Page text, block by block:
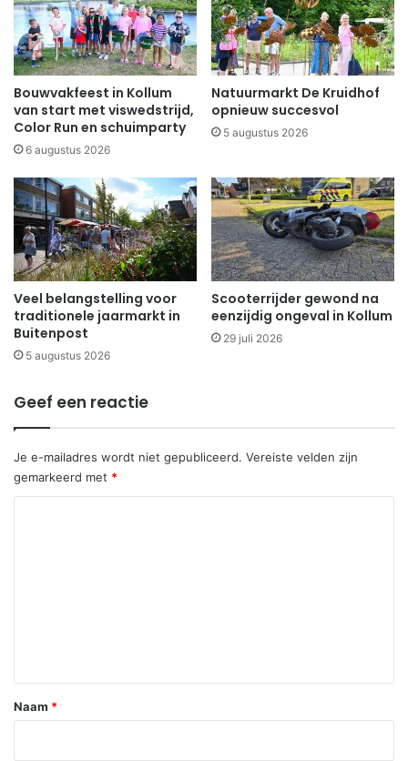
Bouwvakfeest in Kollum
van start met viswedstrijd,
Color Run en schuimparty
6 augustus 2026
Natuurmarkt De Kruidhof
opnieuw succesvol
5 augustus 2026
Veel belangstelling voor
traditionele jaarmarkt in
Buitenpost
5 augustus 2026
Scooterrijder gewond na
eenzijdig ongeval in Kollum
29 juli 2026
Geef een reactie
Je e-mailadres wordt niet gepubliceerd. Vereiste velden zijn
gemarkeerd met *
*
Naam *